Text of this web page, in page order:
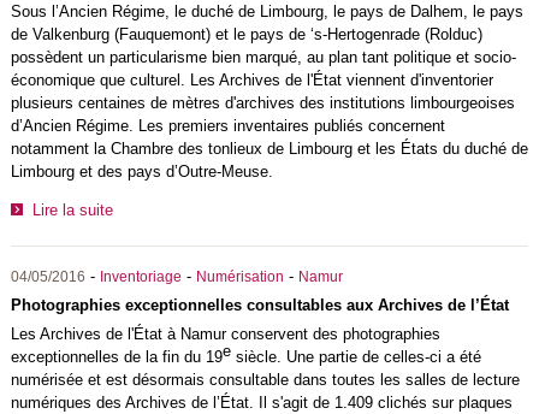
Sous l’Ancien Régime, le duché de Limbourg, le pays de Dalhem, le pays
de Valkenburg (Fauquemont) et le pays de ‘s-Hertogenrade (Rolduc)
possèdent un particularisme bien marqué, au plan tant politique et socio-
économique que culturel. Les Archives de l'État viennent d'inventorier
plusieurs centaines de mètres d'archives des institutions limbourgeoises
d’Ancien Régime. Les premiers inventaires publiés concernent
notamment la Chambre des tonlieux de Limbourg et les États du duché de
Limbourg et des pays d’Outre-Meuse.
Lire la suite
04/05/2016 - Inventoriage - Numérisation - Namur
Photographies exceptionnelles consultables aux Archives de l’État
Les Archives de l'État à Namur conservent des photographies
exceptionnelles de la fin du 19esiècle. Une partie de celles-ci a été
numérisée et est désormais consultable dans toutes les salles de lecture
numériques des Archives de l’État. Il s'agit de 1.409 clichés sur plaques